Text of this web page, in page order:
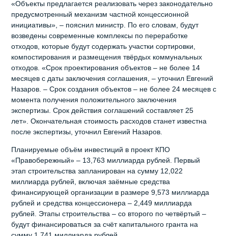
«Объекты предлагается реализовать через законодательно
предусмотренный механизм частной концессионной
инициативы», – пояснил министр. По его словам, будут
возведены современные комплексы по переработке
отходов, которые будут содержать участки сортировки,
компостирования и размещения твёрдых коммунальных
отходов. «Срок проектирования объектов – не более 14
месяцев с даты заключения соглашения, – уточнил Евгений
Назаров. – Срок создания объектов – не более 24 месяцев с
момента получения положительного заключения
экспертизы. Срок действия соглашений составляет 25
лет». Окончательная стоимость расходов станет известна
после экспертизы, уточнил Евгений Назаров.
Планируемые объём инвестиций в проект КПО
«Правобережный» – 13,763 миллиарда рублей. Первый
этап строительства запланирован на сумму 12,022
миллиарда рублей, включая заёмные средства
финансирующей организации в размере 9,573 миллиарда
рублей и средства концессионера – 2,449 миллиарда
рублей. Этапы строительства – со второго по четвёртый –
будут финансироваться за счёт капитального гранта на